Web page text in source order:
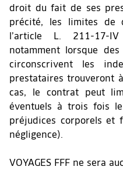
droit du fait de ses
précité, les limites de
l’article L. 211-17-
notamment lorsque
circonscrivent les
prestataires trouveront
cas, le contrat peut
éventuels à trois fois
préjudices corporels et
négligence).
VOYAGES FFF ne sera